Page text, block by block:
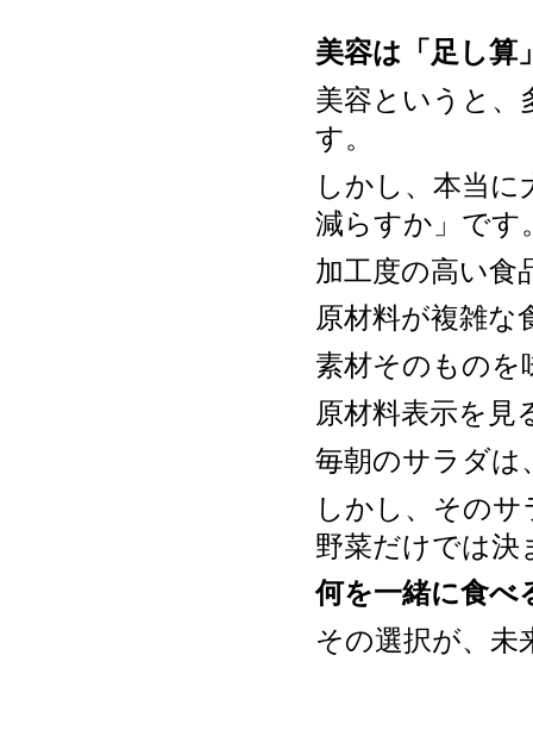
美容は「足し算
美容というと、
す。
しかし、本当
減らすか」です
加工度の高い食
原材料が複雑な
素材そのものを
原材料表示を見
毎朝のサラダは
しかし、その
野菜だけでは決
何を一緒に食べ
その選択が、未